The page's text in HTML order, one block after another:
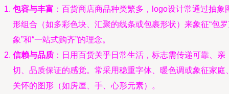
包容与丰富 ：百货商店商品种类繁多，logo设计常通过抽象
形组合（如多彩色块、汇聚的线条或包裹形状）来象征“包
象”和“一站式购齐”的理念。
信赖与品质 ：日用百货关乎日常生活，标志需传递可靠、亲
切、品质保证的感觉。常采用稳重字体、暖色调或象征家庭
关怀的图形（如房屋、手、心形元素）。